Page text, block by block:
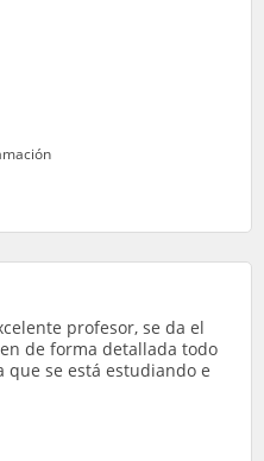
profesor, se da el
de forma detallada todo
se está estudiando e